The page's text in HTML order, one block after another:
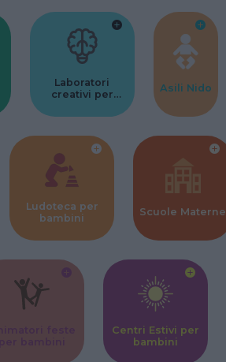
Laboratori
creativi per
Asili Nido
Ludoteca per
bambini
Scuole Materne
Centri Estivi per
bambini